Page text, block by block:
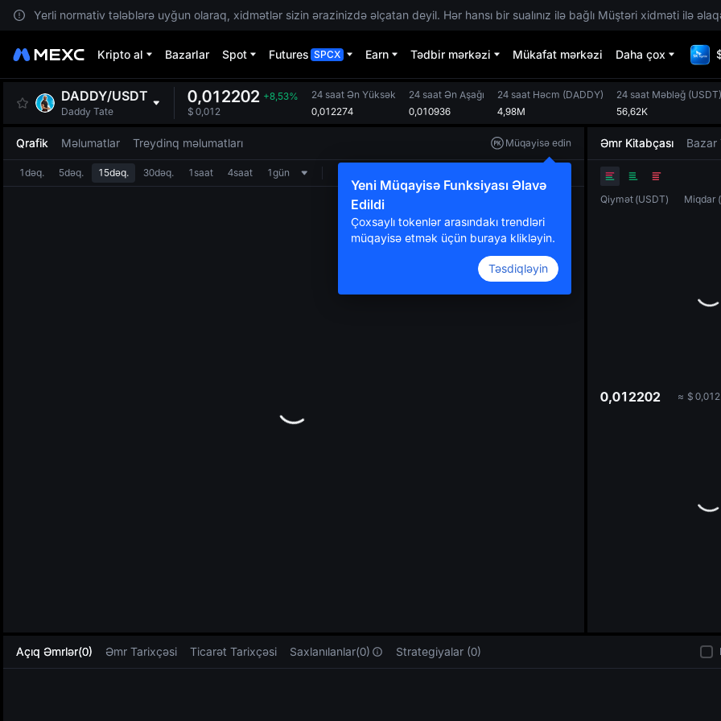
Yerli normativ tələblərə uyğun olaraq, xidmətlər sizin ərazinizdə əlçatan deyil. Hər hansı bir sualınız ilə bağlı Müştəri xidməti ilə
Kripto al Bazarlar Spot Futures SPCX Earn Tədbir mərkəzi Mükafat mərkəzi Daha çox
DADDY/USDT
Daddy Tate
0,012202 +8,53%
$ 0,012
24 saat Ən Yüksək
0,012274
24 saat Ən Aşağı
0,010936
24 saat Həcm (DADDY)
4,98M
24 saat Məbləğ (USDT)
56,62K
Qrafik Məlumatlar Treydinq məlumatları Müqayisə edin
Yeni Müqayisə Funksiyası Əlavə
Edildi
Çoxsaylı tokenlər arasındakı trendləri
müqayisə etmək üçün buraya klikləyin.
Təsdiqləyin
1dəq. 5dəq. 15dəq. 30dəq. 1saat 4saat 1gün
Əmr Kitabçası Bazar
Qiymət (USDT) Miqdar (
0,012202 ≈ $ 0,012
Açıq Əmrlər(0) Əmr Tarixçəsi Ticarət Tarixçəsi Saxlanılanlar(0) Strategiyalar (0)